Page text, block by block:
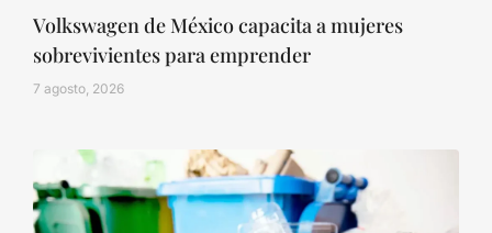
Volkswagen de México capacita a mujeres
sobrevivientes para emprender
7 agosto, 2026